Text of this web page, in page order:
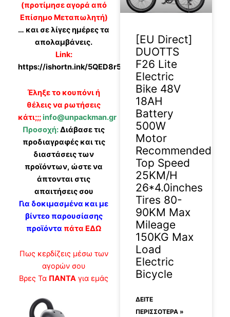
(προτίμησε αγορά από
Επίσημο Μεταπωλητή)
… και σε λίγες ημέρες τα
απολαμβάνεις.
Link:
https://ishortn.ink/5QED8r5jy
Έληξε το κουπόνι ή
θέλεις να ρωτήσεις
κάτι;;;info@unpackman.gr
Προσοχή:Διάβασε τις
προδιαγραφές και τις
διαστάσεις των
προϊόντων, ώστε να
άπτονται στις
απαιτήσεις σου
Για δοκιμασμένα και με
βίντεο παρουσίασης
προϊόντα πάτα ΕΔΩ
Πως κερδίζεις μέσω των
αγορών σου
Βρες Τα ΠΑΝΤΑ για εμάς
[EU Direct]
DUOTTS
F26 Lite
Electric
Bike 48V
18AH
Battery
500W
Motor
Recommended
Top Speed
25KM/H
26*4.0inches
Tires 80-
90KM Max
Mileage
150KG Max
Load
Electric
Bicycle
ΔΕΊΤΕ
ΠΕΡΙΣΣΟΤΕΡΑ »